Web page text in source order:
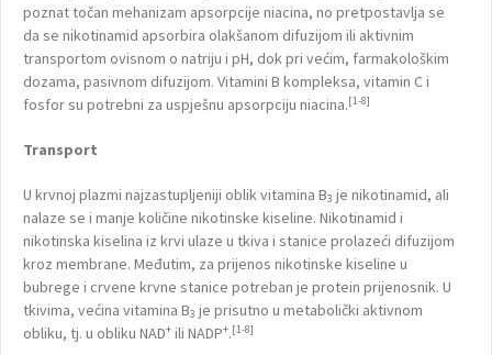
poznat točan mehanizam apsorpcije niacina, no pretpostavlja se
da se nikotinamid apsorbira olakšanom difuzijom ili aktivnim
transportom ovisnom o natriju i pH, dok pri većim, farmakološkim
dozama, pasivnom difuzijom. Vitamini B kompleksa, vitamin C i
fosfor su potrebni za uspješnu apsorpciju niacina.[1-8]
Transport
U krvnoj plazmi najzastupljeniji oblik vitamina B3 je nikotinamid, ali
nalaze se i manje količine nikotinske kiseline. Nikotinamid i
nikotinska kiselina iz krvi ulaze u tkiva i stanice prolazeći difuzijom
kroz membrane. Međutim, za prijenos nikotinske kiseline u
bubrege i crvene krvne stanice potreban je protein prijenosnik. U
tkivima, većina vitamina B3 je prisutno u metabolički aktivnom
obliku, tj. u obliku NAD+ ili NADP+.[1-8]